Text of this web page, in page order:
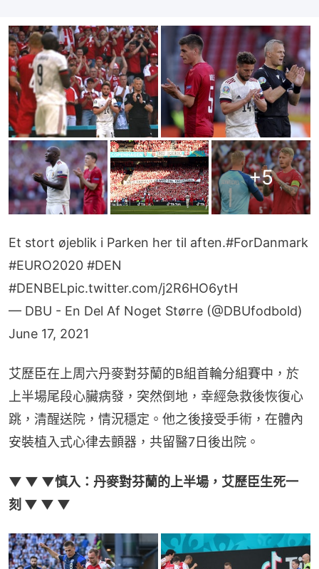
+5
Et stort øjeblik i Parken her til aften.#ForDanmark
#EURO2020 #DEN
#DENBELpic.twitter.com/j2R6HO6ytH
— DBU - En Del Af Noget Større (@DBUfodbold)
June 17, 2021
艾歷臣在上周六丹麥對芬蘭的B組首輪分組賽中，於
上半場尾段心臟病發，突然倒地，幸經急救後恢復心
跳，清醒送院，情況穩定。他之後接受手術，在體內
安裝植入式心律去顫器，共留醫7日後出院。
▼ ▼ ▼慎入：丹麥對芬蘭的上半場，艾歷臣生死一
刻 ▼ ▼ ▼